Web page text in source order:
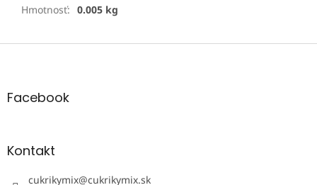
Hmotnosť: 0.005 kg
Z
ä
e
Facebook
Kontakt
cukrikymix@cukrikymix.sk